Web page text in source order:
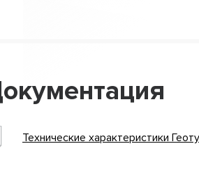
Технические характеристики